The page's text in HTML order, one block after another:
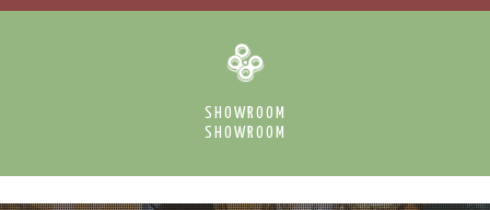
SHOWROOM
SHOWROOM